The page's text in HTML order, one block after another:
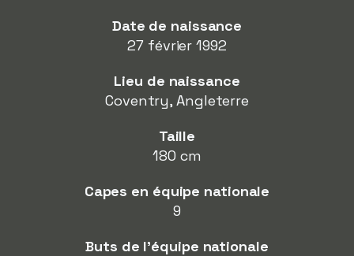
Date de naissance
27 février 1992
Lieu de naissance
Coventry, Angleterre
Taille
180 cm
Capes en équipe nationale
9
Buts de l'équipe nationale